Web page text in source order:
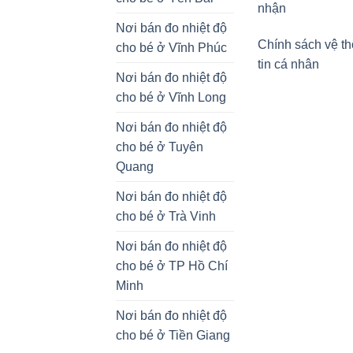
Nơi bán đo nhiệt độ
cho bé ở Vĩnh Phúc
Nơi bán đo nhiệt độ
cho bé ở Vĩnh Long
Nơi bán đo nhiệt độ
cho bé ở Tuyên
Quang
Nơi bán đo nhiệt độ
cho bé ở Trà Vinh
Nơi bán đo nhiệt độ
cho bé ở TP Hồ Chí
Minh
Nơi bán đo nhiệt độ
cho bé ở Tiền Giang
nhận
Chính sách vệ
tin cá nhân